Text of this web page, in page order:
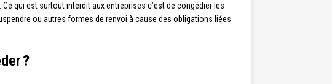
qui est surtout interdit aux entreprises c’est de congédier les
ou autres formes de renvoi à cause des obligations liées
?